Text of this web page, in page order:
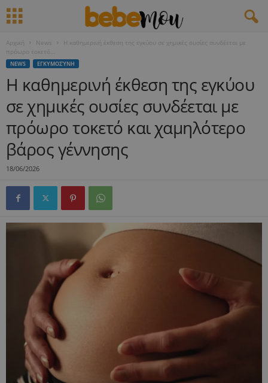
Αρχική News
Η καθημερινή έκθεση της εγκύου σε χημικές ουσίες συνδέεται με
πρόωρο τοκετό...
NEWS ΕΓΚΥΜΟΣΎΝΗ
Η καθημερινή έκθεση της εγκύου
σε χημικές ουσίες συνδέεται με
πρόωρο τοκετό και χαμηλότερο
βάρος γέννησης
18/06/2026